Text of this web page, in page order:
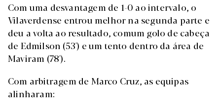
Com uma desvantagem de 1-0 ao intervalo, o
Vilaverdense entrou melhor na segunda parte e
deu a volta ao resultado, comum golo de cabeça
de Edmilson (53') e um tento dentro da área de
Maviram (78').
Com arbitragem de Marco Cruz, as equipas
alinharam: